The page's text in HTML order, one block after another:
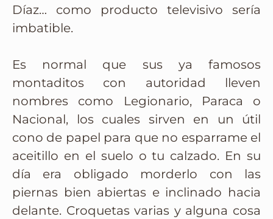
Díaz… como producto televisivo sería
imbatible.
Es normal que sus ya famosos
montaditos con autoridad lleven
nombres como Legionario, Paraca o
Nacional, los cuales sirven en un útil
cono de papel para que no esparrame el
aceitillo en el suelo o tu calzado. En su
día era obligado morderlo con las
piernas bien abiertas e inclinado hacia
delante. Croquetas varias y alguna cosa